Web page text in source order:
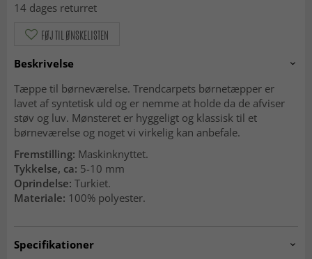
14 dages returret
FØJ TIL ØNSKELISTEN
Beskrivelse
Tæppe til børneværelse. Trendcarpets børnetæpper er
lavet af syntetisk uld og er nemme at holde da de afviser
støv og luv. Mønsteret er hyggeligt og klassisk til et
børneværelse og noget vi virkelig kan anbefale.
Fremstilling: Maskinknyttet.
Tykkelse, ca: 5-10 mm
Oprindelse: Turkiet.
Materiale: 100% polyester.
Specifikationer